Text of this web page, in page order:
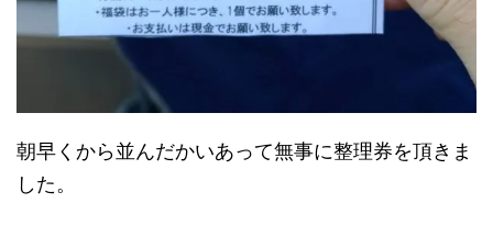
朝早くから並んだかいあって無事に整理券を頂きま
した。